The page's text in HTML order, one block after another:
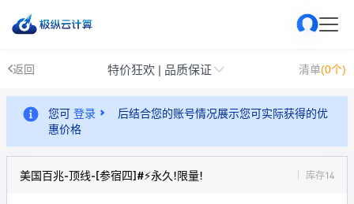
返回 特价狂欢 | 品质保证 清单(0个)
您可 登录
后结合您的账号情况展示您可实际获得的优
惠价格
美国百兆-顶线-[参宿四]#⚡永久!限量! 库存14